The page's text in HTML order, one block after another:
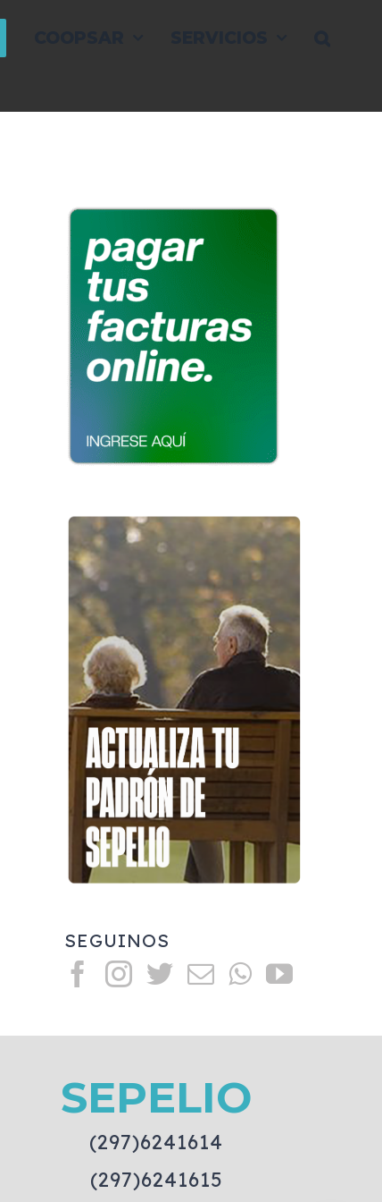
SEGUINOS
SEPELIO
(297)6241614
(297)6241615